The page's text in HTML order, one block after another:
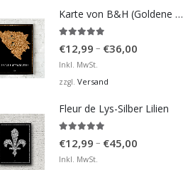
Karte von B&H (Goldene Karte)
€12,99 – €36,00
Inkl. MwSt.
zzgl. Versand
Fleur de Lys-Silber Lilien
€12,99 – €45,00
Inkl. MwSt.